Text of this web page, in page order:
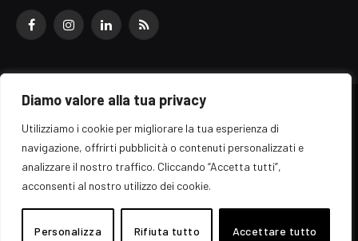
Diamo valore alla tua privacy
Utilizziamo i cookie per migliorare la tua esperienza di
navigazione, offrirti pubblicità o contenuti personalizzati e
analizzare il nostro traffico. Cliccando “Accetta tutti”,
acconsenti al nostro utilizzo dei cookie.
Personalizza Rifiuta tutto Accettare tutto
FacebookInstagramLinkedInRSS
© 2026 EZ Rome Designed by ARvis.it
Il portale EZ Rome e' una testata giornalistica di carattere generalista
registrata al tribunale di Roma - Numero 389/2008
Direttore responsabile: Raffaella Roani - ISSN: 2036-783X
Edito da ARvis.it srl - via Alessandria 88 - 00198 Roma CF/PI/R.I.
Home Informazioni